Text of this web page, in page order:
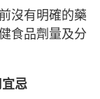
沒有明確的藥
食品劑量及分
忌